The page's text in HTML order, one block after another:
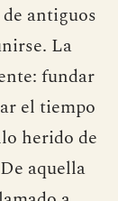
antiguos
La
fundar
el tiempo
herido de
aquella